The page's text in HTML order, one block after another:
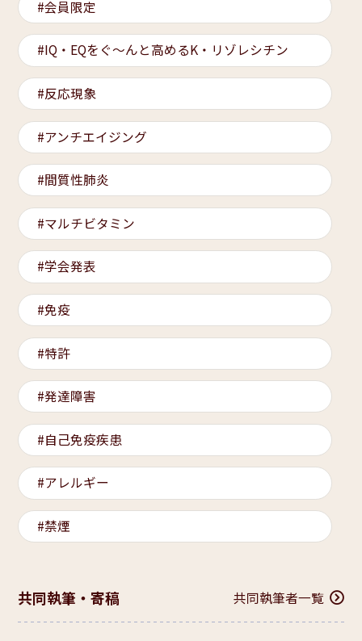
会員限定
IQ・EQをぐ～んと高めるK・リゾレシチン
反応現象
アンチエイジング
間質性肺炎
マルチビタミン
学会発表
免疫
特許
発達障害
自己免疫疾患
アレルギー
禁煙
共同執筆・寄稿 共同執筆者一覧